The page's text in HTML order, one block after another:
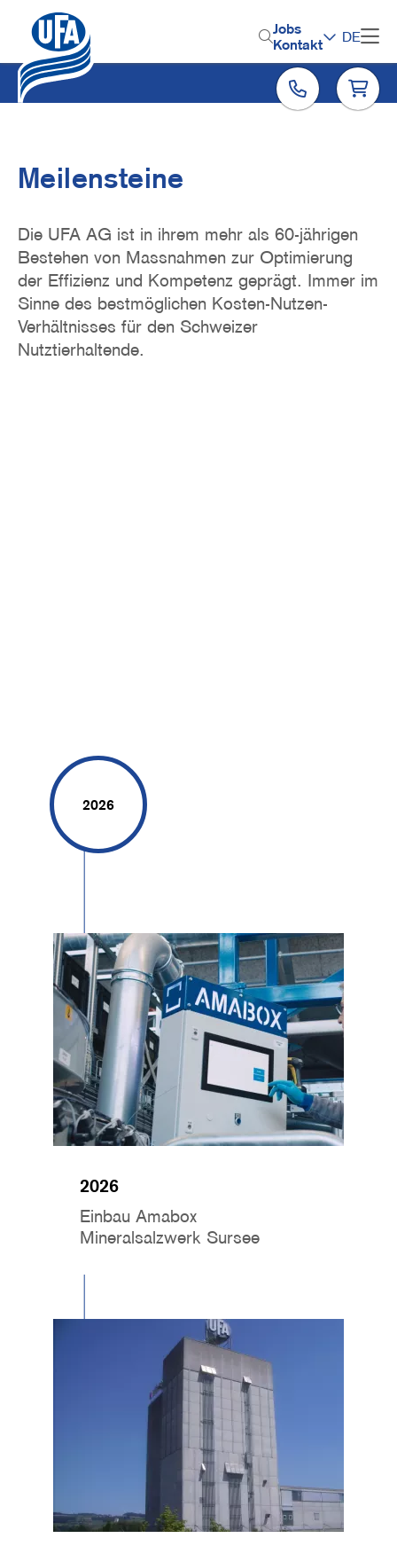
Inhalt
H
e
a
d
e
n
u
Jobs
Kontakt
DE
Meilensteine
Die UFA AG ist in ihrem mehr als 60-jährigen
Bestehen von Massnahmen zur Optimierung
der Effizienz und Kompetenz geprägt. Immer im
Sinne des bestmöglichen Kosten-Nutzen-
Verhältnisses für den Schweizer
Nutztierhaltende.
2026
Image
2026
Einbau Amabox
Mineralsalzwerk Sursee